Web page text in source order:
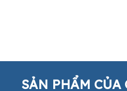
SẢN PHẨM CỦA